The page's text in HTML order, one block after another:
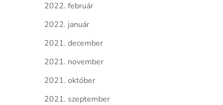
2022. február
2022. január
2021. december
2021. november
2021. október
2021. szeptember